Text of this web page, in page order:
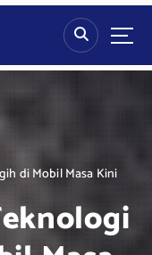
di Mobil Masa Kini